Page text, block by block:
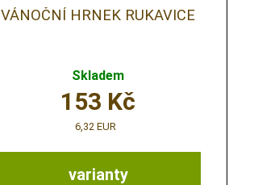
VÁNOČNÍ HRNEK RUKAVICE
Skladem
varianty
153 Kč
6,32 EUR